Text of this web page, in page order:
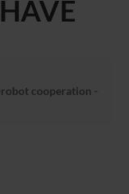
cooperation -